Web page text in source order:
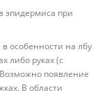
эпидермиса при
особенности на лбу
либо руках (с
появление
В области